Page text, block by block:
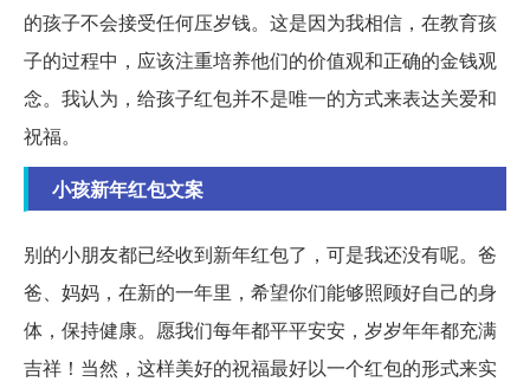
的孩子不会接受任何压岁钱。这是因为我相信，在教育孩
子的过程中，应该注重培养他们的价值观和正确的金钱观
念。我认为，给孩子红包并不是唯一的方式来表达关爱和
祝福。
小孩新年红包文案
别的小朋友都已经收到新年红包了，可是我还没有呢。爸
爸、妈妈，在新的一年里，希望你们能够照顾好自己的身
体，保持健康。愿我们每年都平平安安，岁岁年年都充满
吉祥！当然，这样美好的祝福最好以一个红包的形式来实